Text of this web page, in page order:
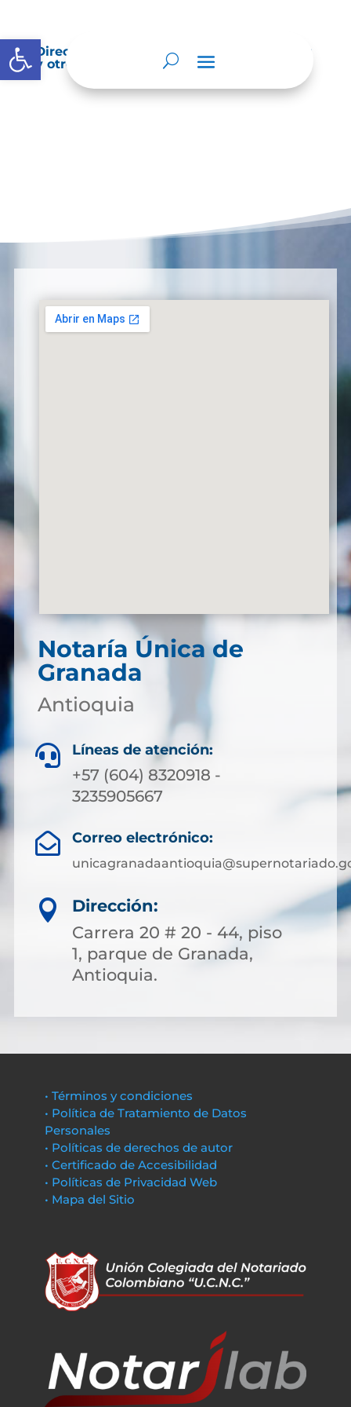
Abrir barra de herramientas
Directorio de agremiaciones, asociaciones
y otros grupos de interés
Notaría Única de
Granada
Antioquia
 Líneas de atención:
+57 (604) 8320918 -
3235905667
 Correo electrónico:

Dirección:
Carrera 20 # 20 - 44, piso
1, parque de Granada,
Antioquia.
• Términos y condiciones
• Política de Tratamiento de Datos
Personales
• Políticas de derechos de autor
• Certificado de Accesibilidad
• Políticas de Privacidad Web
• Mapa del Sitio